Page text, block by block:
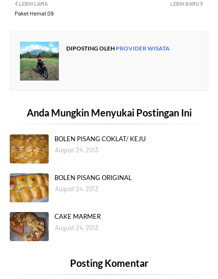
LEBIH BARU
LEBIH LAMA
Paket Hemat 09
DIPOSTING OLEH PROVIDER WISATA
Anda Mungkin Menyukai Postingan Ini
BOLEN PISANG COKLAT/ KEJU
August 24, 2013
BOLEN PISANG ORIGINAL
August 24, 2013
CAKE MARMER
August 24, 2013
Posting Komentar